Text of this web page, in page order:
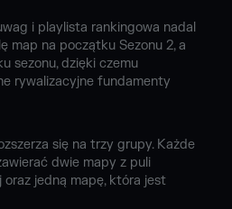
i playlista rankingowa nadal
map na początku Sezonu 2, a
sezonu, dzięki czemu
rywalizacyjne fundamenty
się na trzy grupy. Każde
dwie mapy z puli
oraz jedną mapę, która jest